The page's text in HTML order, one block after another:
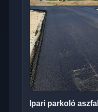
Ipari parkoló